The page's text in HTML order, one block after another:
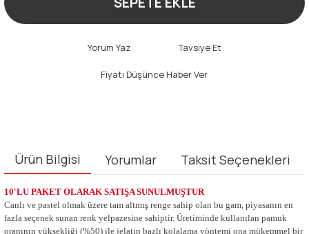
Yorum Yaz Tavsiye Et
Fiyatı Düşünce Haber Ver
Ürün Bilgisi Yorumlar Taksit Seçenekleri
10'LU PAKET OLARAK SATIŞA SUNULMUŞTUR
Canlı ve pastel olmak üzere tam altmış renge sahip olan bu gam, piyasanın en
fazla seçenek sunan renk yelpazesine sahiptir. Üretiminde kullanılan pamuk
oranının yüksekliği (%50) ile jelatin bazlı kolalama yöntemi ona mükemmel bir